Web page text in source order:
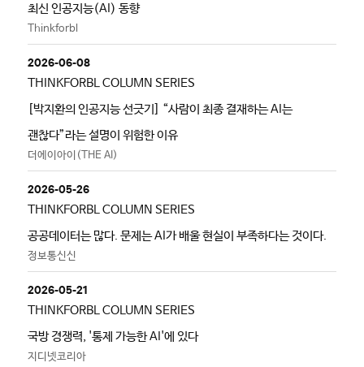
최신 인공지능(AI) 동향
Thinkforbl
2026-06-08
THINKFORBL COLUMN SERIES
[박지환의 인공지능 선긋기] “사람이 최종 결재하는 AI는
괜찮다”라는 설명이 위험한 이유
더에이아이(THE AI)
2026-05-26
THINKFORBL COLUMN SERIES
공공데이터는 많다. 문제는 AI가 배울 현실이 부족하다는 것이다.
정보통신신
2026-05-21
THINKFORBL COLUMN SERIES
국방 경쟁력, '통제 가능한 AI'에 있다
지디넷코리아